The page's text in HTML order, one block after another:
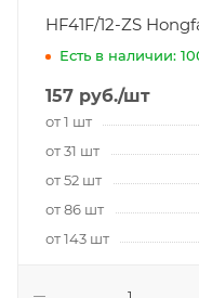
HF41F/12-ZS
Есть в наличии:
157 руб./шт
от 1 шт
от 31 шт
от 52 шт
от 86 шт
от 143 шт